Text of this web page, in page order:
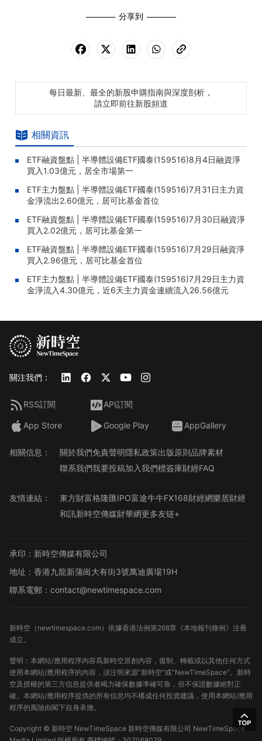
分享到
每日最新、最全的新股申購指南與深度剖析，
請立即前往新股頻道
相關資訊
ETF融資盤點 | 半導體設備ETF國泰(159516)8月4日融資淨
買入1.03億元，居全市場第一
ETF主力盤點 | 半導體設備ETF國泰(159516)7月31日主力資
金淨流出2.60億元，居可比基金首位
ETF融資盤點 | 半導體設備ETF國泰(159516)7月30日融資淨
買入2.02億元，居可比基金第一
ETF融資盤點 | 半導體設備ETF國泰(159516)7月29日融資淨
買入2.96億元，居可比基金首位
ETF主力盤點 | 半導體設備ETF國泰(159516)7月29日主力資
金淨流入4.30億元，近6天主力資金連續流入26.56億元
關注我們：
RSS訂閱 API訂閱
App Store Google Play AppGallery
相關信息： 關於我們免責聲明隱私政策出版原則品牌素材
聯系我們我要投稿加入我們標簽庫財經FAQ
友情連結： 東方財富格隆匯IPO富途牛牛FX168財經網樂居財經
和訊新時空傳媒財華網更多友链+
承印：新時空傳媒有限公司
地址：香港九龍新蒲崗大有街3號萬迪廣場19H
聯系電郵：contact@newtimespace.com
新時空（ newtimespace.com）依據香港法例第268章《本地報刊條例》注冊
成立。
聲明：本網站/應用程序內容爲新時空原創內容，復制、轉載或以其他任何方式
使用本網站/應用程序的內容，須注明來源“新時空”或“NewTimeSpace”。新時
空及授權的第三方信息提供者竭力確保數據準確可靠，但不保證數據絕對正
確。本網站/應用程序提供的所有信息均不構成任何投資建議，使用本網站/應用
程序的風險由閣下自身承擔。
Copyright © 新時空 NewTimeSpace 新時空傳媒有限公司 NewTimeSpace